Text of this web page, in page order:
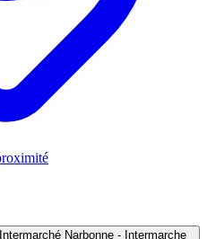
Narbonne - Intermarche